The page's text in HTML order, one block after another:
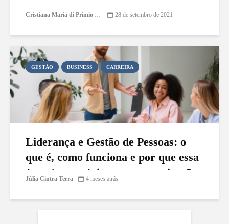
Cristiana Maria di Primio Gonçalves 28 de setembro de 2021
GESTÃO BUSINESS CARREIRA
Liderança e Gestão de Pessoas: o
que é, como funciona e por que essa
área é estratégica para organizações
Júlia Cintra Terra 4 meses atrás